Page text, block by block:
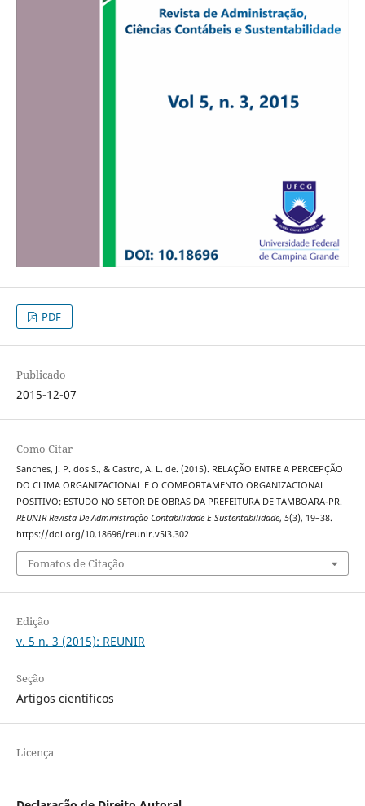
PDF
Publicado
2015-12-07
Como Citar
Sanches, J. P. dos S., & Castro, A. L. de. (2015). RELAÇÃO ENTRE A PERCEPÇÃO
DO CLIMA ORGANIZACIONAL E O COMPORTAMENTO ORGANIZACIONAL
POSITIVO: ESTUDO NO SETOR DE OBRAS DA PREFEITURA DE TAMBOARA-PR.
REUNIR Revista De Administração Contabilidade E Sustentabilidade, 5(3), 19–38.
https://doi.org/10.18696/reunir.v5i3.302
Fomatos de Citação
Edição
v. 5 n. 3 (2015): REUNIR
Seção
Artigos científicos
Licença